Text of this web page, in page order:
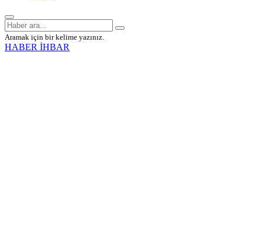
Aramak için bir kelime yazınız.
HABER İHBAR